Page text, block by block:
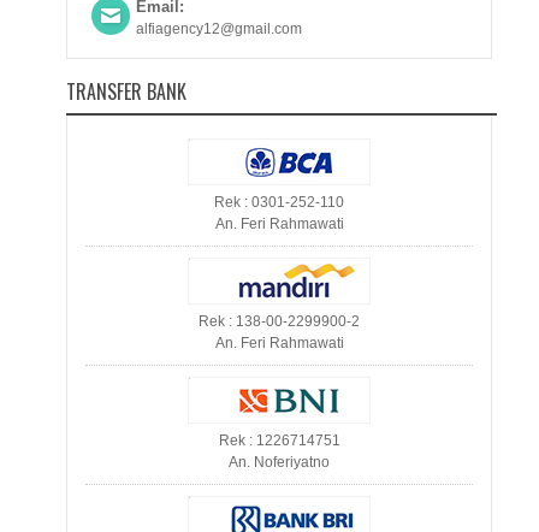
Email:
alfiagency12@gmail.com
TRANSFER BANK
Rek : 0301-252-110
An. Feri Rahmawati
Rek : 138-00-2299900-2
An. Feri Rahmawati
Rek : 1226714751
An. Noferiyatno